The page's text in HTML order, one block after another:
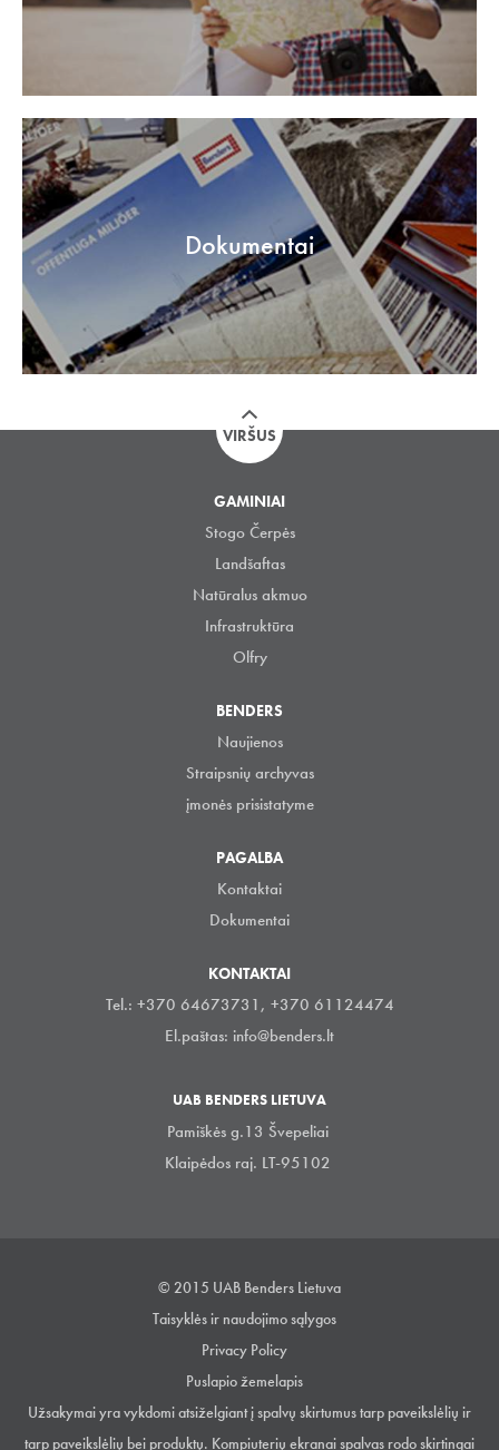
Dokumentai
VIRŠUS
GAMINIAI
Stogo Čerpės
Landšaftas
Natūralus akmuo
Infrastruktūra
Olfry
BENDERS
Naujienos
Straipsnių archyvas
įmonės prisistatyme
PAGALBA
Kontaktai
Dokumentai
KONTAKTAI
Tel.: +370 64673731, +370 61124474
El.paštas: info@benders.lt
UAB BENDERS LIETUVA
Pamiškės g.13 Švepeliai
Klaipėdos raj. LT-95102
© 2015 UAB Benders Lietuva
Taisyklės ir naudojimo sąlygos
Privacy Policy
Puslapio žemelapis
Užsakymai yra vykdomi atsiželgiant į spalvų skirtumus tarp paveikslėlių ir
tarp paveikslėlių bei produktų. Kompiuterių ekranai spalvas rodo skirtingai